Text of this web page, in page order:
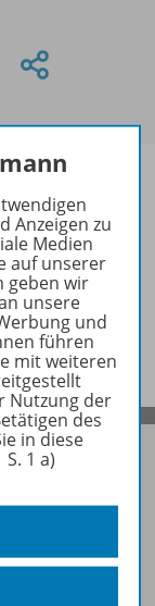
Anzeigen zu
Medien
auf unserer
geben wir
unsere
und
führen
mit weiteren
Nutzung der
des
in diese
1 a)